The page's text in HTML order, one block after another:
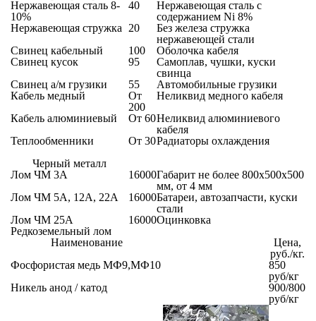
Нержавеющая сталь 8-
10%
40
Нержавеющая сталь с
содержанием Ni 8%
Нержавеющая стружка
20
Без железа стружка
нержавеющей стали
Свинец кабельный
100
Оболочка кабеля
Свинец кусок
95
Самоплав, чушки, куски
свинца
Свинец а/м грузики
55
Автомобильные грузики
Кабель медный
От
200
Неликвид медного кабеля
Кабель алюминиевый
От 60Неликвид алюминиевого
кабеля
Теплообменники
От 30Радиаторы охлаждения
Черный металл
Лом ЧМ 3А
16000Габарит не более 800х500х500
мм, от 4 мм
Лом ЧМ 5А, 12А, 22А
16000Батареи, автозапчасти, куски
стали
Лом ЧМ 25А
16000Оцинковка
Редкоземельный лом
Наименование
Цена,
руб./кг.
Фосфористая медь МФ9,МФ10
850
руб/кг
Никель анод / катод
900/800
руб/кг